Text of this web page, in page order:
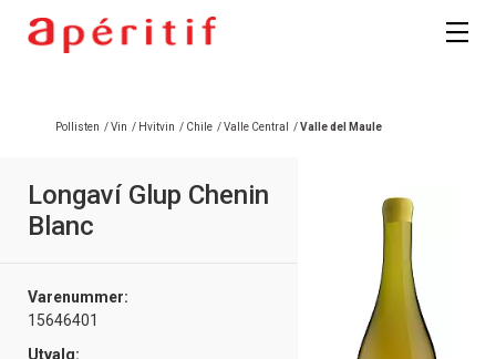
Pollisten /Vin / Hvitvin / Chile /Valle Central /Valle del Maule
Longaví Glup Chenin
Blanc
Varenummer:
15646401
Utvalg: